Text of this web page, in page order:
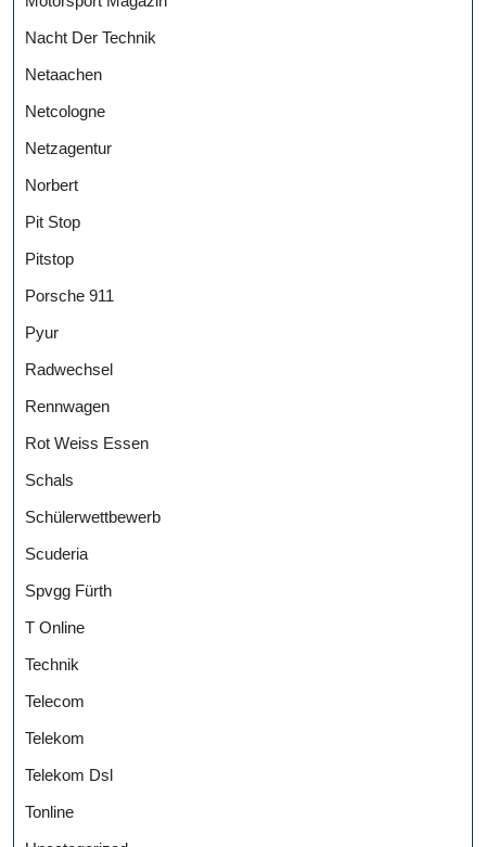
Nacht Der Technik
Netaachen
Netcologne
Netzagentur
Norbert
Pit Stop
Pitstop
Porsche 911
Pyur
Radwechsel
Rennwagen
Rot Weiss Essen
Schals
Schülerwettbewerb
Scuderia
Spvgg Fürth
T Online
Technik
Telecom
Telekom
Telekom Dsl
Tonline